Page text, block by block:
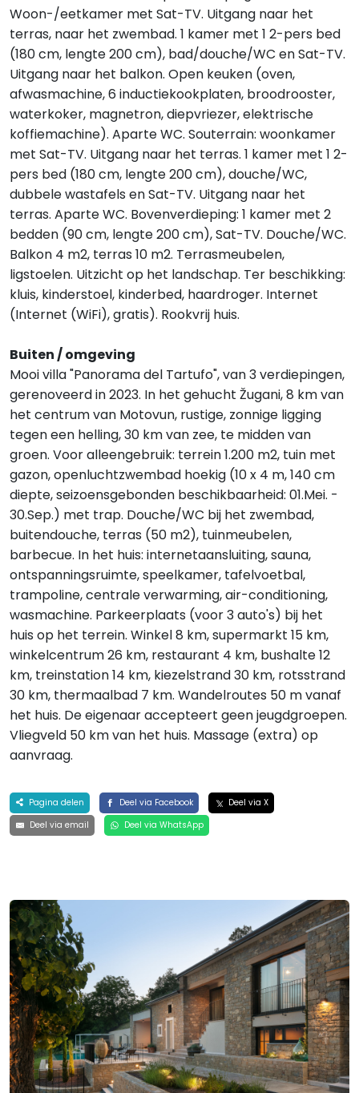
Woon-/eetkamer met Sat-TV. Uitgang naar het
terras, naar het zwembad. 1 kamer met 1 2-pers bed
(180 cm, lengte 200 cm), bad/douche/WC en Sat-TV.
Uitgang naar het balkon. Open keuken (oven,
afwasmachine, 6 inductiekookplaten, broodrooster,
waterkoker, magnetron, diepvriezer, elektrische
koffiemachine). Aparte WC. Souterrain: woonkamer
met Sat-TV. Uitgang naar het terras. 1 kamer met 1 2-
pers bed (180 cm, lengte 200 cm), douche/WC,
dubbele wastafels en Sat-TV. Uitgang naar het
terras. Aparte WC. Bovenverdieping: 1 kamer met 2
bedden (90 cm, lengte 200 cm), Sat-TV. Douche/WC.
Balkon 4 m2, terras 10 m2. Terrasmeubelen,
ligstoelen. Uitzicht op het landschap. Ter beschikking:
kluis, kinderstoel, kinderbed, haardroger. Internet
(Internet (WiFi), gratis). Rookvrij huis.
Buiten / omgeving
Mooi villa "Panorama del Tartufo", van 3 verdiepingen,
gerenoveerd in 2023. In het gehucht Žugani, 8 km van
het centrum van Motovun, rustige, zonnige ligging
tegen een helling, 30 km van zee, te midden van
groen. Voor alleengebruik: terrein 1.200 m2, tuin met
gazon, openluchtzwembad hoekig (10 x 4 m, 140 cm
diepte, seizoensgebonden beschikbaarheid: 01.Mei. -
30.Sep.) met trap. Douche/WC bij het zwembad,
buitendouche, terras (50 m2), tuinmeubelen,
barbecue. In het huis: internetaansluiting, sauna,
ontspanningsruimte, speelkamer, tafelvoetbal,
trampoline, centrale verwarming, air-conditioning,
wasmachine. Parkeerplaats (voor 3 auto's) bij het
huis op het terrein. Winkel 8 km, supermarkt 15 km,
winkelcentrum 26 km, restaurant 4 km, bushalte 12
km, treinstation 14 km, kiezelstrand 30 km, rotsstrand
30 km, thermaalbad 7 km. Wandelroutes 50 m vanaf
het huis. De eigenaar accepteert geen jeugdgroepen.
Vliegveld 50 km van het huis. Massage (extra) op
aanvraag.
Pagina delen Deel via Facebook
Deel via X
Deel via email
Deel via WhatsApp